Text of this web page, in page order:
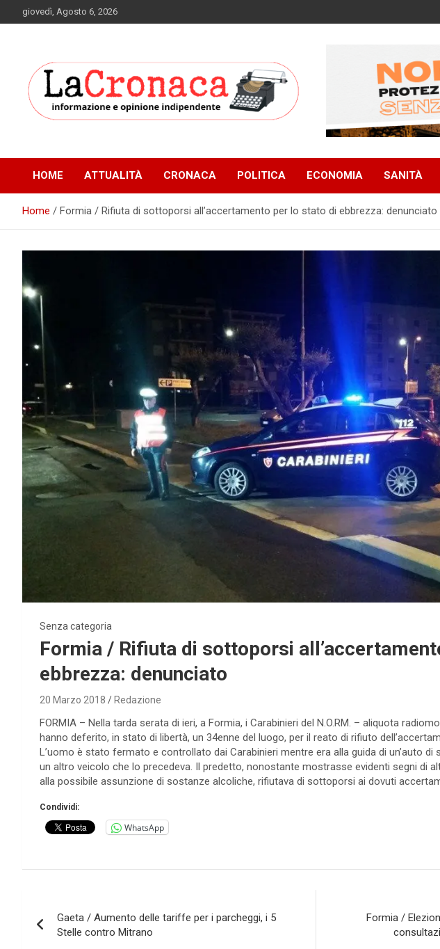
to
giovedì, Agosto 6, 2026
HOME ATTUALITÀ CRONACA POLITICA ECONOMIA SANITÀ
Home Formia / Rifiuta di sottoporsi all’accertamento per lo stato di ebbrezza: denunciato
Senza categoria
Formia / Rifiuta di sottoporsi
ebbrezza: denunciato
20 Marzo 2018 Redazione
FORMIA – Nella tarda serata di ieri, a Formia, i Carabinieri del N.O.RM. – aliquota
hanno deferito, in stato di libertà, un 34enne del luogo, per il reato di rifiuto
L’uomo è stato fermato e controllato dai Carabinieri mentre era alla guida di un’auto di
un altro veicolo che lo precedeva. Il predetto, nonostante mostrasse evidenti segni di
alla possibile assunzione di sostanze alcoliche, rifiutava di sottoporsi ai dovuti
Condividi:
WhatsApp
articoli
Gaeta / Aumento delle tariffe per i parcheggi, i 5
Stelle contro Mitrano
Formia /